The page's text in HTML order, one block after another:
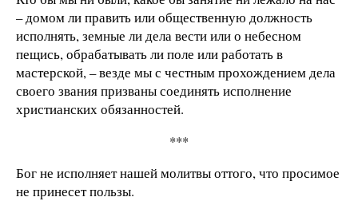
– домом ли править или общественную должность
исполнять, земные ли дела вести или о небесном
пещись, обрабатывать ли поле или работать в
мастерской, – везде мы с честным прохождением дела
своего звания призваны соединять исполнение
христианских обязанностей.
***
Бог не исполняет нашей молитвы оттого, что просимое
не принесет пользы.